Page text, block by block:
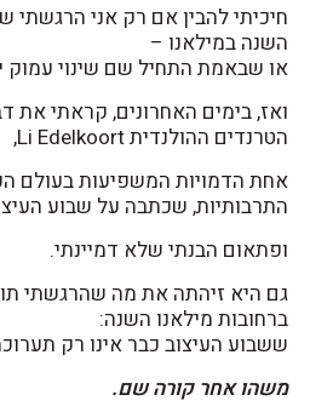
חיכיתי להבין אם רק אני
השנה במילאנו –
או שבאמת התחיל שם שינוי עמוק
ואז, בימים האחרונים, קראתי את
הטרנדים ההולנדית Li Edelkoort,
אחת הדמויות המשפיעות בעולם
התרבותיות, שכתבה על שבוע העיצוב
ופתאום הבנתי שלא דמיינתי.
גם היא זיהתה את מה שהרגשתי
ברחובות מילאנו השנה:
ששבוע העיצוב כבר אינו רק
משהו אחר קורה שם.